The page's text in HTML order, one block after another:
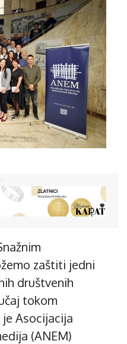
-
zaštiti jedni
društvenih
tokom
Asocijacija
(ANEM)